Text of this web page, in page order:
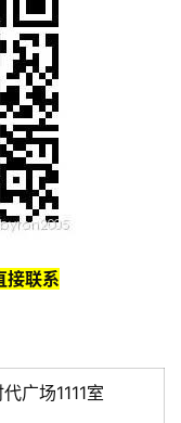
接联系
广场1111室